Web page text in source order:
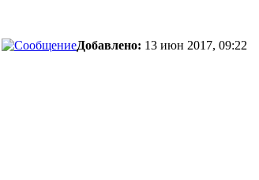
Добавлено: 13 июн 2017, 09:22